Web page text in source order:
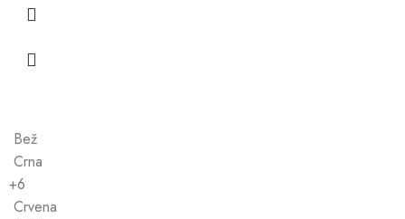
Bež
Crna
+6
Crvena